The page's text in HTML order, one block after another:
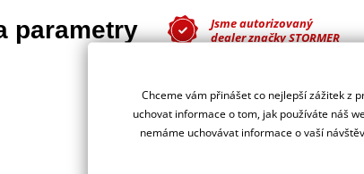
parametry
Jsme autorizovaný
dealer značky STORMER
Chceme vám přinášet co nejlepší zážitek z
uchovat informace o tom, jak používáte náš
nemáme uchovávat informace o vaší